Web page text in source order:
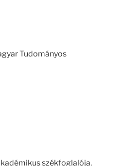
Tudományos
székfoglalója.